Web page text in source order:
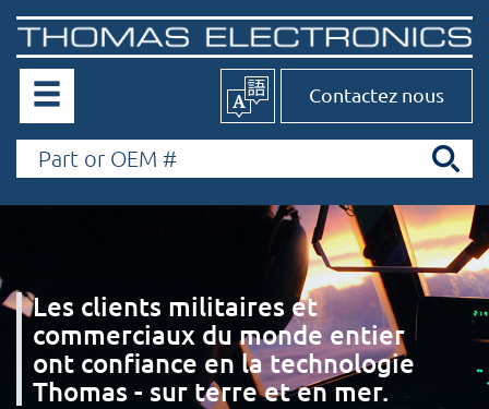
Contactez nous
Les clients militaires et
commerciaux du monde entier
ont confiance en la technologie
Thomas - sur terre et en mer.